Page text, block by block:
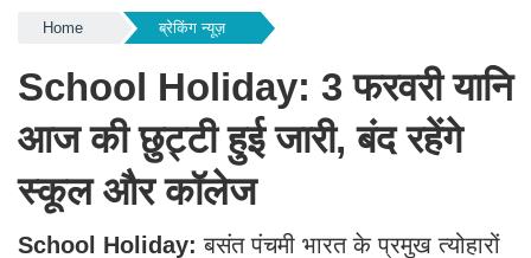
Home ब्रेकिंग न्यूज़
School Holiday: 3 फरवरी यानि
आज की छुट्टी हुई जारी, बंद रहेंगे
स्कूल और कॉलेज
School Holiday:बसंत पंचमी भारत के प्रमुख त्योहारों